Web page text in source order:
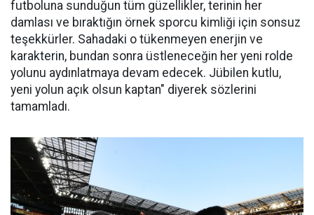
futboluna sunduğun tüm güzellikler, terinin her
damlası ve bıraktığın örnek sporcu kimliği için sonsuz
teşekkürler. Sahadaki o tükenmeyen enerjin ve
karakterin, bundan sonra üstleneceğin her yeni rolde
yolunu aydınlatmaya devam edecek. Jübilen kutlu,
yeni yolun açık olsun kaptan" diyerek sözlerini
tamamladı.